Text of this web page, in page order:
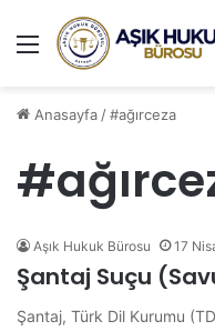
Menü
Anasayfa/#ağırceza
Aşık Hukuk Bürosu 17
Şantaj Suçu
Şantaj, Türk Dil Kurumu